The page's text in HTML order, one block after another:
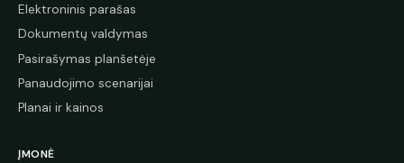
Elektroninis parašas
Dokumentų valdymas
Pasirašymas planšetėje
Panaudojimo scenarijai
Planai ir kainos
ĮMONĖ